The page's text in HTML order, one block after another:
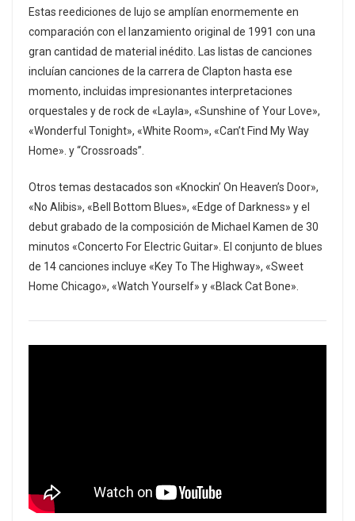
Estas reediciones de lujo se amplían enormemente en
comparación con el lanzamiento original de 1991 con una
gran cantidad de material inédito. Las listas de canciones
incluían canciones de la carrera de Clapton hasta ese
momento, incluidas impresionantes interpretaciones
orquestales y de rock de «Layla», «Sunshine of Your Love»,
«Wonderful Tonight», «White Room», «Can’t Find My Way
Home». y “Crossroads”.
Otros temas destacados son «Knockin’ On Heaven’s Door»,
«No Alibis», «Bell Bottom Blues», «Edge of Darkness» y el
debut grabado de la composición de Michael Kamen de 30
minutos «Concerto For Electric Guitar». El conjunto de blues
de 14 canciones incluye «Key To The Highway», «Sweet
Home Chicago», «Watch Yourself» y «Black Cat Bone».